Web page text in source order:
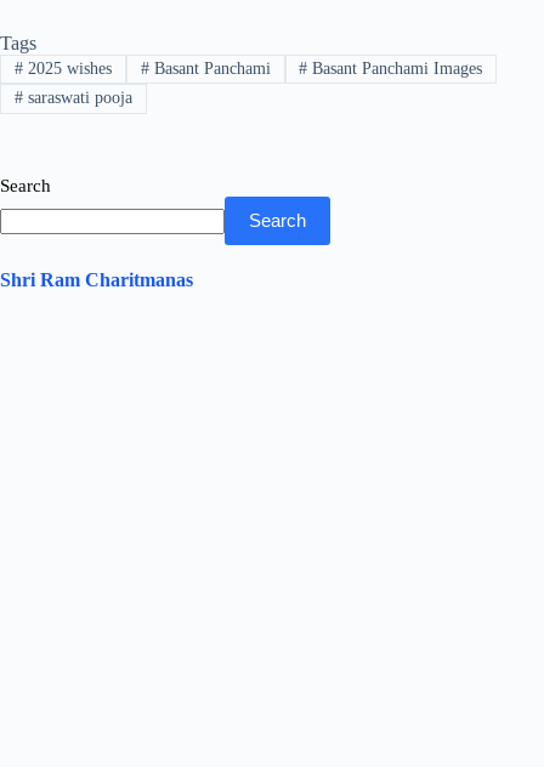
ok r
A
pp
In
Tags
#2025 wishes #Basant Panchami # Basant Panchami Images
#saraswati pooja
Search
Search
Shri Ram Charitmanas